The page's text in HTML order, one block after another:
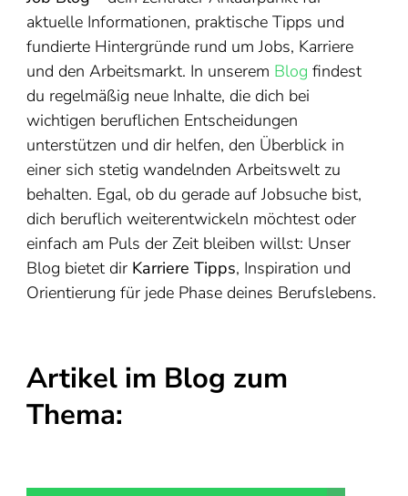
aktuelle Informationen, praktische Tipps und
fundierte Hintergründe rund um Jobs, Karriere
und den Arbeitsmarkt. In unserem Blog findest
du regelmäßig neue Inhalte, die dich bei
wichtigen beruflichen Entscheidungen
unterstützen und dir helfen, den Überblick in
einer sich stetig wandelnden Arbeitswelt zu
behalten. Egal, ob du gerade auf Jobsuche bist,
dich beruflich weiterentwickeln möchtest oder
einfach am Puls der Zeit bleiben willst: Unser
Blog bietet dir Karriere Tipps, Inspiration und
Orientierung für jede Phase deines Berufslebens.
Artikel im Blog zum
Thema: